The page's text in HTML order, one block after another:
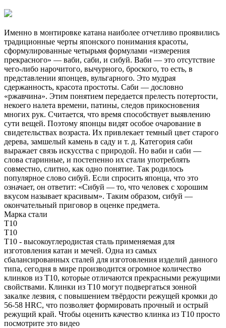
Именно в монтировке катана наиболее отчетливо проявились
традиционные черты японского понимания красоты,
сформулированные четырьмя формулами «измерения
прекрасного» — ваби, саби, и сибуй. Ваби — это отсутствие
чего-либо нарочитого, вычурного, броского, то есть, в
представлении японцев, вульгарного. Это мудрая
сдержанность, красота простоты. Саби — дословно
«ржавчина». Этим понятием передается прелесть потертости,
некоего налета времени, патины, следов прикосновения
многих рук. Считается, что время способствует выявлению
сути вещей. Поэтому японцы видят особое очарование в
свидетельствах возраста. Их привлекает темный цвет старого
дерева, замшелый камень в саду и т. д. Категория саби
выражает связь искусства с природой. Но ваби и саби —
слова старинные, и постепенно их стали употреблять
совместно, слитно, как одно понятие. Так родилось
популярное слово сибуй. Если спросить японца, что это
означает, он ответит: «Сибуй — то, что человек с хорошим
вкусом называет красивым». Таким образом, сибуй —
окончательный приговор в оценке предмета.
Марка стали
T10
T10
T10 - высокоуглеродистая сталь применяемая для
изготовления катан и мечей. Одна из самых
сбалансированных сталей для изготовления изделий данного
типа, сегодня в мире производится огромное количество
клинков из T10, которые отличаются прекрасными режущими
свойствами. Клинки из T10 могут подвергаться зонной
закалке лезвия, с повышением твёрдости режущей кромки до
56-58 HRC, что позволяет формировать прочный и острый
режущий край. Чтобы оценить качество клинка из T10 просто
посмотрите это видео